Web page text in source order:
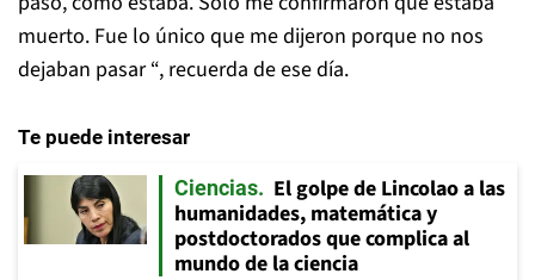
muerto. Fue lo único que me dijeron porque no nos
dejaban pasar “, recuerda de ese día.
Te puede interesar
Ciencias
El golpe de Lincolao a las
humanidades, matemática y
postdoctorados que complica al
mundo de la ciencia